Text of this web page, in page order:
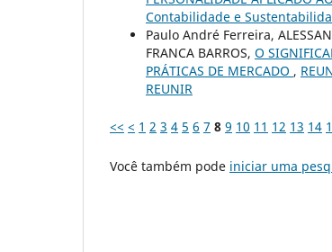
Contabilidade e
Paulo André Ferreira,
FRANCA BARROS, O
PRÁTICAS DE MERCADO ,
REUNIR
<< < 1 2 3 4 5 6 7 8 9 10 11 12 13 14
Você também pode iniciar uma